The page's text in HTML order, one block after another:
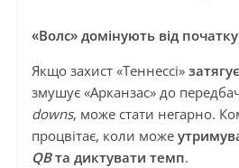
«Волс» домінують від
Якщо захист «Теннессі»
змушує «Арканзас» до
downs, може стати негарно.
процвітає, коли може
QBта диктувати темп.